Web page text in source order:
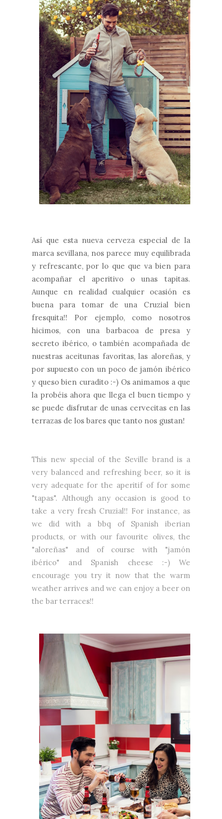
Así que esta nueva cerveza especial de la
marca sevillana, nos parece muy equilibrada
y refrescante, por lo que que va bien para
acompañar el aperitivo o unas tapitas.
Aunque en realidad cualquier ocasión es
buena para tomar de una Cruzial bien
fresquita!! Por ejemplo, como nosotros
hicimos, con una barbacoa de presa y
secreto ibérico, o también acompañada de
nuestras aceitunas favoritas, las aloreñas, y
por supuesto con un poco de jamón ibérico
y queso bien curadito :-) Os animamos a que
la probéis ahora que llega el buen tiempo y
se puede disfrutar de unas cervecitas en las
terrazas de los bares que tanto nos gustan!
This new special of the Seville brand is a
very balanced and refreshing beer, so it is
very adequate for the aperitif of for some
"tapas". Although any occasion is good to
take a very fresh Cruzial!! For instance, as
we did with a bbq of Spanish iberian
products, or with our favourite olives, the
"aloreñas" and of course with "jamón
ibérico" and Spanish cheese :-) We
encourage you try it now that the warm
weather arrives and we can enjoy a beer on
the bar terraces!!